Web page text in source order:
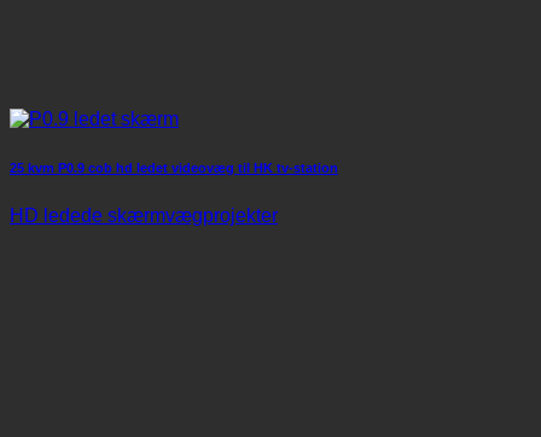
25 kvm P0.9 cob hd ledet videovæg til HK tv-station
HD ledede skærmvægprojekter